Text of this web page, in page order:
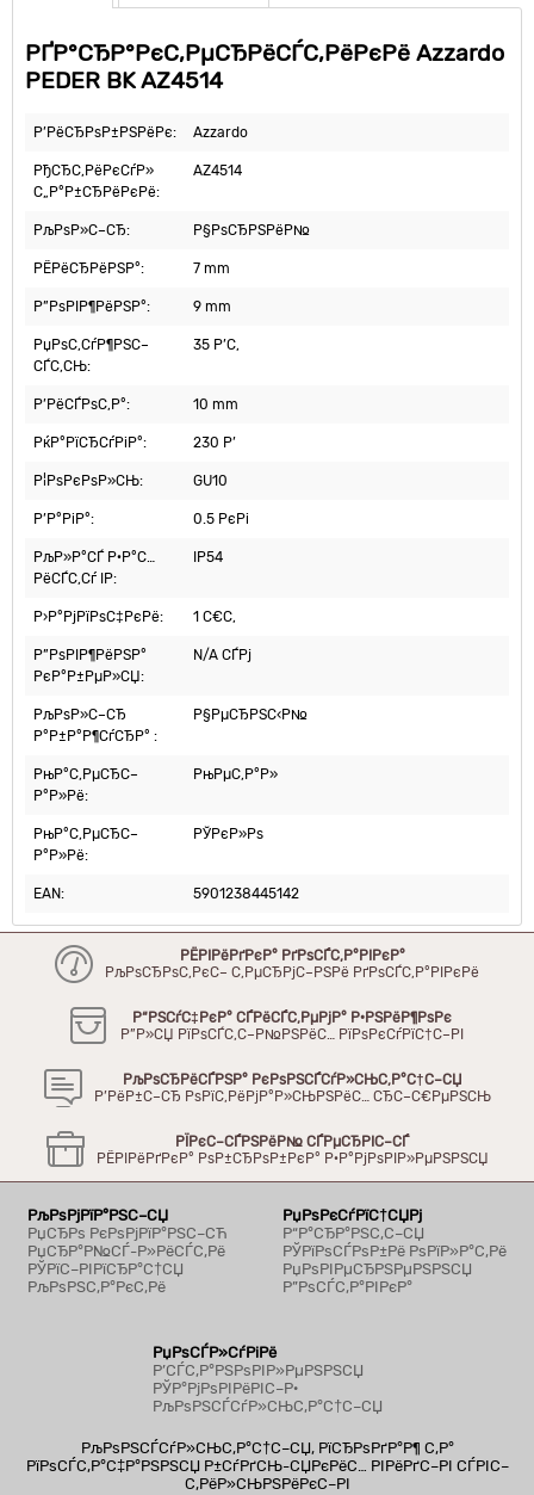
РҐР°СЂР°РєС‚РµСЂРёСЃС‚РёРєРё Azzardo
PEDER BK AZ4514
Р’РёСЂРѕР±РЅРёРє: Azzardo
РђСЂС‚РёРєСѓР»
С„Р°Р±СЂРёРєРё:
AZ4514
РљРѕР»С–СЂ: Р§РѕСЂРЅРёР№
РЁРёСЂРёРЅР°: 7 mm
Р”РѕРІР¶РёРЅР°: 9 mm
РџРѕС‚СѓР¶РЅС–
СЃС‚СЊ:
35 Р’С‚
Р’РёСЃРѕС‚Р°: 10 mm
РќР°РїСЂСѓРіР°: 230 Р’
Р¦РѕРєРѕР»СЊ: GU10
Р’Р°РіР°: 0.5 РєРі
РљР»Р°СЃ Р·Р°С…
РёСЃС‚Сѓ IP:
IP54
Р›Р°РјРїРѕС‡РєРё: 1 С€С‚
Р”РѕРІР¶РёРЅР°
РєР°Р±РµР»СЏ:
N/A СЃРј
РљРѕР»С–СЂ
Р°Р±Р°Р¶СѓСЂР° :
Р§РµСЂРЅС‹Р№
РњР°С‚РµСЂС–
Р°Р»Рё:
РњРµС‚Р°Р»
РњР°С‚РµСЂС–
Р°Р»Рё:
РЎРєР»Рѕ
EAN: 5901238445142
РЁРІРёРґРєР° РґРѕСЃС‚Р°РІРєР°
РљРѕСЂРѕС‚РєС– С‚РµСЂРјС–РЅРё РґРѕСЃС‚Р°РІРєРё
Р“РЅСѓС‡РєР° СЃРёСЃС‚РµРјР° Р·РЅРёР¶РѕРє
Р”Р»СЏ РїРѕСЃС‚С–Р№РЅРёС… РїРѕРєСѓРїС†С–РІ
РљРѕСЂРёСЃРЅР° РєРѕРЅСЃСѓР»СЊС‚Р°С†С–СЏ
Р’РёР±С–СЂ РѕРїС‚РёРјР°Р»СЊРЅРёС… СЂС–С€РµРЅСЊ
РЇРєС–СЃРЅРёР№ СЃРµСЂРІС–СЃ
РЁРІРёРґРєР° РѕР±СЂРѕР±РєР° Р·Р°РјРѕРІР»РµРЅРЅСЏ
РљРѕРјРїР°РЅС–СЏ
РџСЂРѕ РєРѕРјРїР°РЅС–СЋ
РџСЂР°Р№СЃ-Р»РёСЃС‚Рё
РЎРїС–РІРїСЂР°С†СЏ
РљРѕРЅС‚Р°РєС‚Рё
РџРѕРєСѓРїС†СЏРј
Р“Р°СЂР°РЅС‚С–СЏ
РЎРїРѕСЃРѕР±Рё РѕРїР»Р°С‚Рё
РџРѕРІРµСЂРЅРµРЅРЅСЏ
Р”РѕСЃС‚Р°РІРєР°
РџРѕСЃР»СѓРіРё
Р’СЃС‚Р°РЅРѕРІР»РµРЅРЅСЏ
РЎР°РјРѕРІРёРІС–Р·
РљРѕРЅСЃСѓР»СЊС‚Р°С†С–СЏ
РљРѕРЅСЃСѓР»СЊС‚Р°С†С–СЏ, РїСЂРѕРґР°Р¶ С‚Р°
РїРѕСЃС‚Р°С‡Р°РЅРЅСЏ Р±СѓРґСЊ-СЏРєРёС… РІРёРґС–РІ СЃРІС–
С‚РёР»СЊРЅРёРєС–РІ